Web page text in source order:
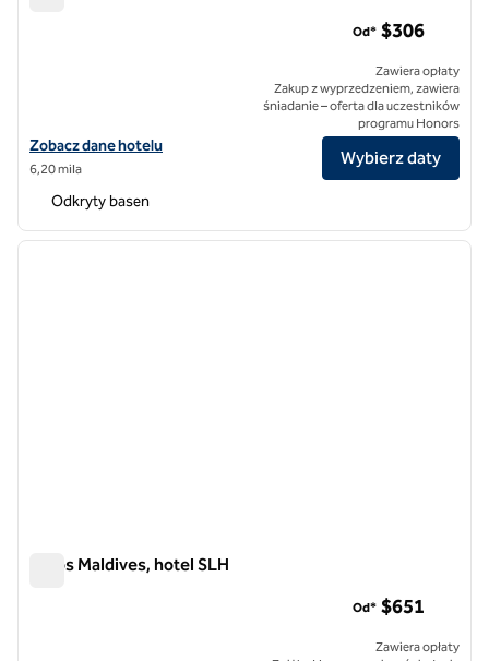
Zobacz szczegóły hotelu Niva Velassaru Maldives, SLH Hotel
Zobacz dane hotelu
6,20 mila
Od* $306
Zawiera opłaty
Zakup z wyprzedzeniem, zawiera
śniadanie – oferta dla uczestników
programu Honors
Wybierz daty
Odkryty basen
1 z 12
Baros Maldives, hotel SLH
Od* $651
Zawiera opłaty